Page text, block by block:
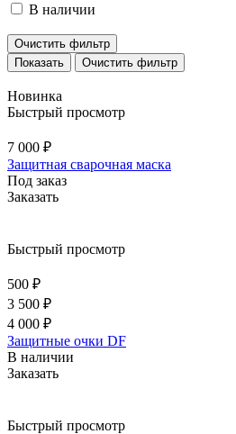
В наличии
Очистить фильтр
Очистить фильтр
Новинка
Быстрый просмотр
7 000 ₽
Защитная сварочная маска
Под заказ
Заказать
Быстрый просмотр
500 ₽
3 500 ₽
4 000 ₽
Защитные очки DF
В наличии
Заказать
Быстрый просмотр